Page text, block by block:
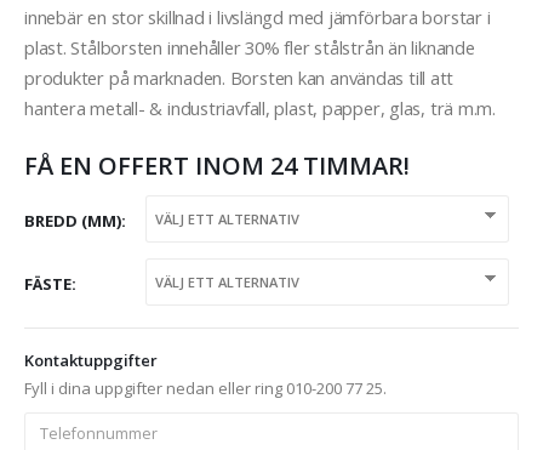
innebär en stor skillnad i livslängd med jämförbara borstar i
plast. Stålborsten innehåller 30% fler stålstrån än liknande
produkter på marknaden. Borsten kan användas till att
hantera metall- & industriavfall, plast, papper, glas, trä m.m.
FÅ EN OFFERT INOM 24 TIMMAR!
BREDD (MM)
FÄSTE
Kontaktuppgifter
Fyll i dina uppgifter nedan eller ring 010-200 77 25.